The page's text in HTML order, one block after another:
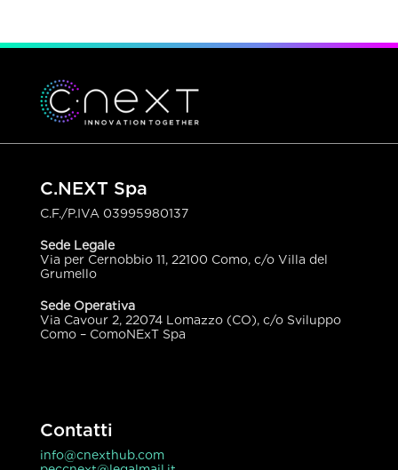
C.NEXT Spa
C.F./P.IVA 03995980137
Sede Legale
Via per Cernobbio 11, 22100 Como, c/o Villa del
Grumello
Sede Operativa
Via Cavour 2, 22074 Lomazzo (CO), c/o Sviluppo
Como – ComoNExT Spa
Contatti
info@cnexthub.com